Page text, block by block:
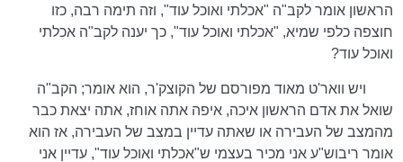
הראשון אומר לקב"ה "אכלתי ואוכל עוד", וזה תימה רבה, כזו
חוצפה כלפי שמיא, "אכלתי ואוכל עוד", כך יענה לקב"ה אכלתי
ואוכל עוד?
ויש וואר'ט מאוד מפורסם של הקוצק'ר, הוא אומר; הקב"ה
שואל את אדם הראשון איכה, איפה אתה אוחז, אתה יצאת כבר
מהמצב של העבירה או שאתה עדיין במצב של העבירה, אז הוא
אומר ריבוש"ע אני מכיר בעצמי ש"אכלתי ואוכל עוד", עדיין אני